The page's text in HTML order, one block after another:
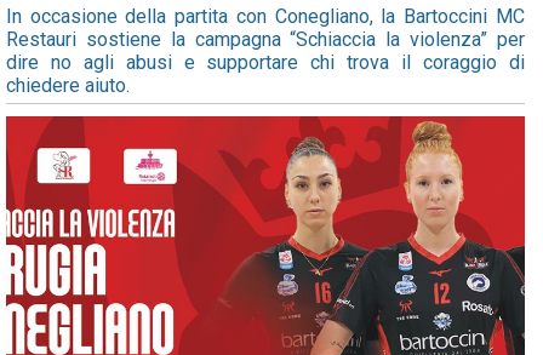
In occasione della partita con Conegliano, la Bartoccini MC
Restauri sostiene la campagna “Schiaccia la violenza” per
dire no agli abusi e supportare chi trova il coraggio di
chiedere aiuto.